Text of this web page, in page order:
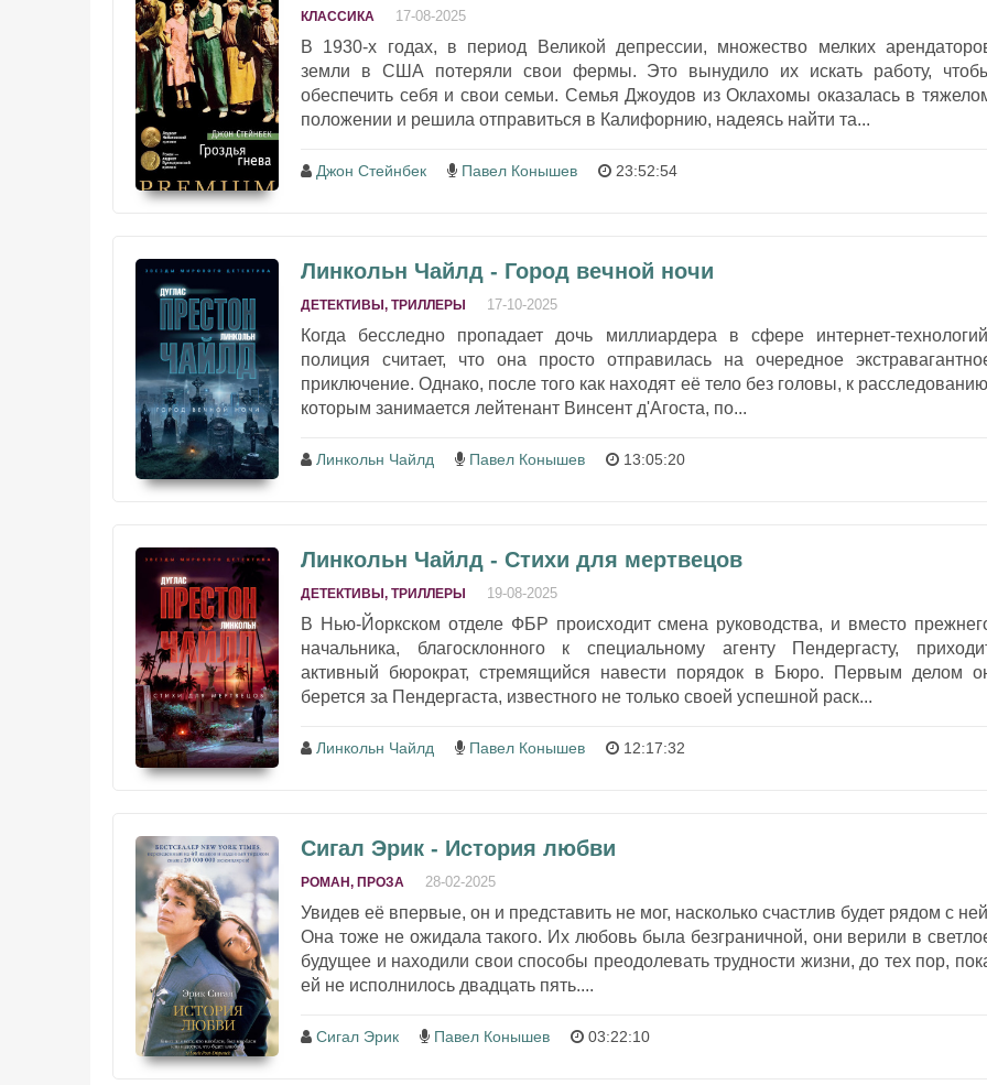
КЛАССИКА 17-08-2025
В 1930-х годах, в период Великой депрессии, множество мелких
земли в США потеряли свои фермы. Это вынудило их искать работу,
обеспечить себя и свои семьи. Семья Джоудов из Оклахомы оказалась в
положении и решила отправиться в Калифорнию, надеясь найти та...
Джон Стейнбек Павел Конышев 23:52:54
Линкольн Чайлд - Город вечной ночи
ДЕТЕКТИВЫ, ТРИЛЛЕРЫ 17-10-2025
Когда бесследно пропадает дочь миллиардера в сфере интернет-
полиция считает, что она просто отправилась на очередное
приключение. Однако, после того как находят её тело без головы, к
которым занимается лейтенант Винсент д'Агоста, по...
Линкольн Чайлд Павел Конышев 13:05:20
Линкольн Чайлд - Стихи для мертвецов
ДЕТЕКТИВЫ, ТРИЛЛЕРЫ 19-08-2025
В Нью-Йоркском отделе ФБР происходит смена руководства, и вместо
начальника, благосклонного к специальному агенту Пендергасту,
активный бюрократ, стремящийся навести порядок в Бюро. Первым делом
берется за Пендергаста, известного не только своей успешной раск...
Линкольн Чайлд Павел Конышев 12:17:32
Сигал Эрик - История любви
РОМАН, ПРОЗА 28-02-2025
Увидев её впервые, он и представить не мог, насколько счастлив будет рядом с
Она тоже не ожидала такого. Их любовь была безграничной, они верили в
будущее и находили свои способы преодолевать трудности жизни, до тех пор,
ей не исполнилось двадцать пять....
Сигал Эрик Павел Конышев 03:22:10